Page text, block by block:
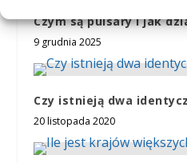
Czym są pulsary i jak
9 grudnia 2025
Czy istnieją dwa
20 listopada 2020